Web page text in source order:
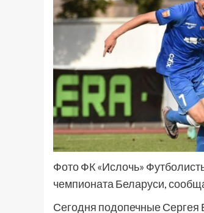
Фото ФК «Ислочь»
чемпионата Беларуси,
Сегодня подопечные Сергея